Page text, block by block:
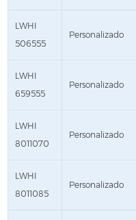
LWHI
506555
Personalizado
LWHI
659555
Personalizado
LWHI
8011070
Personalizado
LWHI
8011085
Personalizado